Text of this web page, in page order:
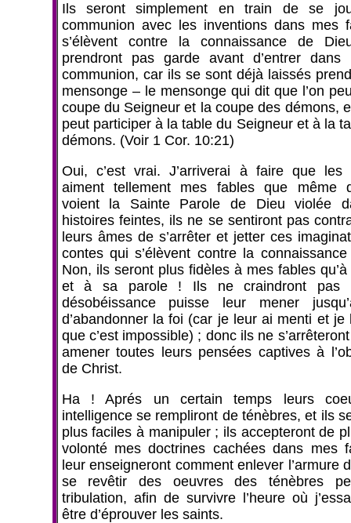
Ils seront simplement en train de se
communion avec les inventions dans mes
s’élèvent contre la connaissance de
prendront pas garde avant d’entrer dans
communion, car ils se sont déjà laissés
mensonge – le mensonge qui dit que l’on
coupe du Seigneur et la coupe des démons,
peut participer à la table du Seigneur et à la
démons. (Voir 1 Cor. 10:21)
Oui, c’est vrai. J’arriverai à faire que les
aiment tellement mes fables que même
voient la Sainte Parole de Dieu violée
histoires feintes, ils ne se sentiront pas
leurs âmes de s’arrêter et jetter ces
contes qui s’élèvent contre la
Non, ils seront plus fidèles à mes fables
et à sa parole ! Ils ne craindront pas
désobéissance puisse leur mener
d’abandonner la foi (car je leur ai menti et je
que c’est impossible) ; donc ils ne
amener toutes leurs pensées captives à
de Christ.
Ha ! Aprés un certain temps leurs
intelligence se rempliront de ténèbres, et ils
plus faciles à manipuler ; ils accepteront de
volonté mes doctrines cachées dans mes
leur enseigneront comment enlever l’armure
se revêtir des oeuvres des ténèbres
tribulation, afin de survivre l’heure où
être d’éprouver les saints.